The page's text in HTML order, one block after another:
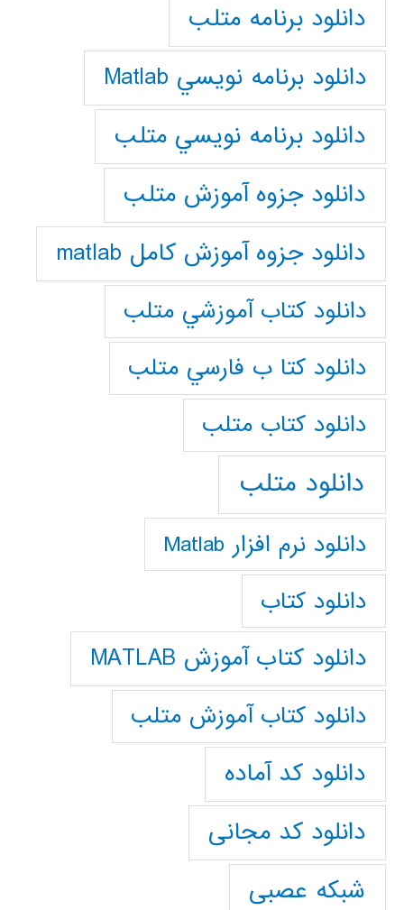
دانلود برنامه متلب
دانلود برنامه نويسي Matlab
دانلود برنامه نويسي متلب
دانلود جزوه آموزش متلب
دانلود جزوه آموزش کامل matlab
دانلود كتاب آموزشي متلب
دانلود كتا ب فارسي متلب
دانلود كتاب متلب
دانلود متلب
دانلود نرم افزار Matlab
دانلود کتاب
دانلود کتاب آموزش MATLAB
دانلود کتاب آموزش متلب
دانلود کد آماده
دانلود کد مجانی
شبکه عصبی